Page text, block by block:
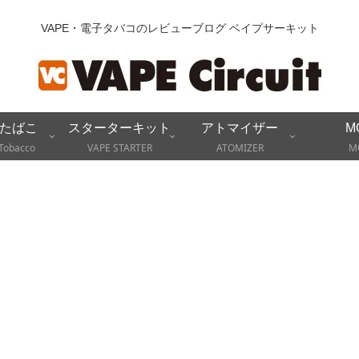
VAPE・電子タバコのレビューブログ ベイプサーキット
ばこ
スターターキット
VAPE STARTER
アトマイザー
ATOMIZER